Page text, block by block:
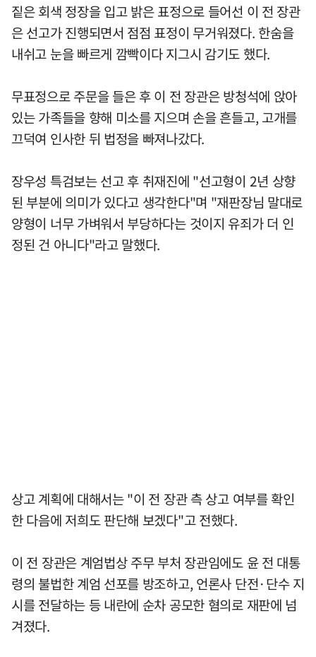
짙은 회색 정장을 입고 밝은 표정으로 들어선 이 전 장관
은 선고가 진행되면서 점점 표정이 무거워졌다. 한숨을
내쉬고 눈을 빠르게 깜빡이다 지그시 감기도 했다.
무표정으로 주문을 들은 후 이 전 장관은 방청석에 앉아
있는 가족들을 향해 미소를 지으며 손을 흔들고, 고개를
끄덕여 인사한 뒤 법정을 빠져나갔다.
장우성 특검보는 선고 후 취재진에 "선고형이 2년 상향
된 부분에 의미가 있다고 생각한다"며 "재판장님 말대로
양형이 너무 가벼워서 부당하다는 것이지 유죄가 더 인
정된 건 아니다"라고 말했다.
상고 계획에 대해서는 "이 전 장관 측 상고 여부를 확인
한 다음에 저희도 판단해 보겠다"고 전했다.
이 전 장관은 계엄법상 주무 부처 장관임에도 윤 전 대통
령의 불법한 계엄 선포를 방조하고, 언론사 단전·단수 지
시를 전달하는 등 내란에 순차 공모한 혐의로 재판에 넘
겨졌다.